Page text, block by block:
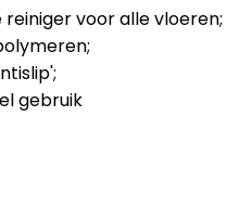
voor alle vloeren;
gebruik